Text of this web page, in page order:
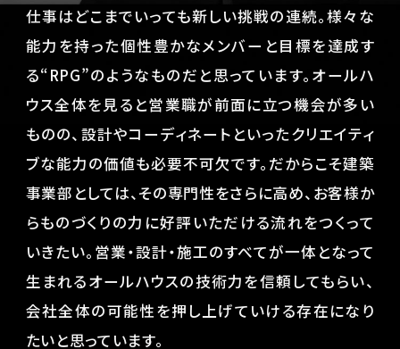
仕事はどこまでいっても新しい挑戦の連続。様々な
能力を持った個性豊かなメンバーと目標を達成す
る“RPG”のようなものだと思っています。オールハ
ウス全体を見ると営業職が前面に立つ機会が多い
ものの、設計やコーディネートといったクリエイティ
ブな能力の価値も必要不可欠です。だからこそ建築
事業部としては、その専門性をさらに高め、お客様か
らものづくりの力に好評いただける流れをつくって
いきたい。営業・設計・施工のすべてが一体となって
生まれるオールハウスの技術力を信頼してもらい、
会社全体の可能性を押し上げていける存在になり
たいと思っています。